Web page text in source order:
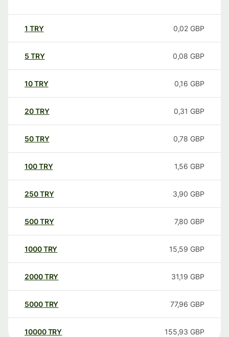
1 TRY 0,02 GBP
5 TRY 0,08 GBP
10TRY 0,16 GBP
20TRY 0,31 GBP
50TRY 0,78 GBP
100TRY 1,56 GBP
250TRY 3,90 GBP
500TRY 7,80 GBP
1000TRY 15,59 GBP
2000TRY 31,19 GBP
5000TRY 77,96 GBP
10000 TRY 155,93 GBP